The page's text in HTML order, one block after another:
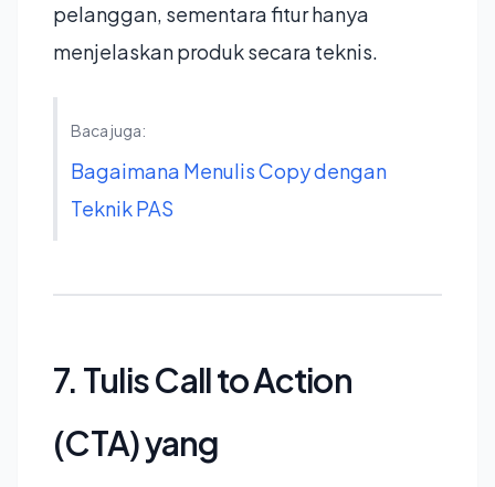
pelanggan, sementara fitur hanya
menjelaskan produk secara teknis.
Baca juga:
Bagaimana Menulis Copy dengan
Teknik PAS
7. Tulis Call to Action
(CTA) yang